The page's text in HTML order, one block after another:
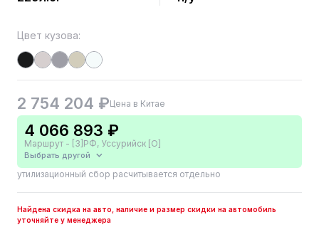
Цвет кузова:
2 754 204 ₽Цена в Китае
4 066 893 ₽
Маршрут - [3]РФ, Уссурийск [О]
Выбрать другой
утилизационный сбор расчитывается отдельно
Найдена скидка на авто, наличие и размер скидки на автомобиль
уточняйте у менеджера